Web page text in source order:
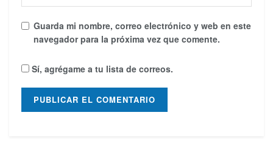
Guarda mi nombre, correo electrónico y web en este
navegador para la próxima vez que comente.
Sí, agrégame a tu lista de correos.